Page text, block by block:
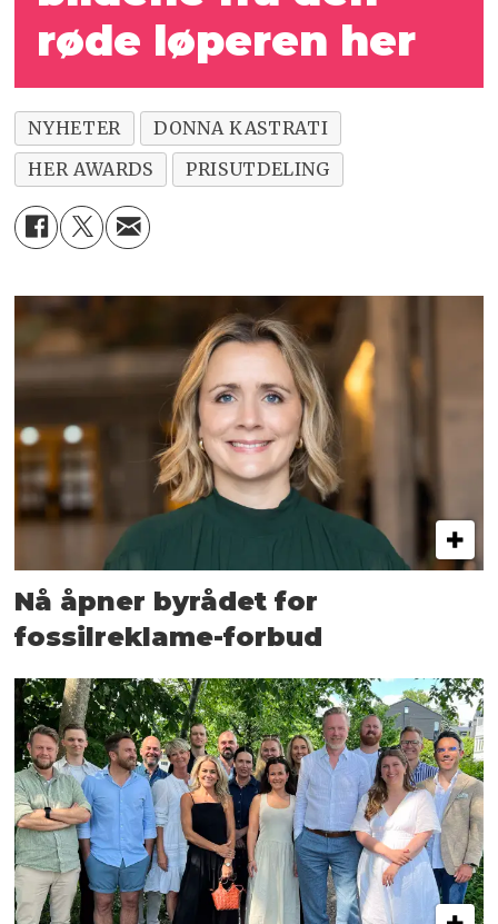
røde løperen her
NYHETER
DONNA KASTRATI
HER AWARDS
PRISUTDELING
Nå åpner byrådet for
fossilreklame-forbud